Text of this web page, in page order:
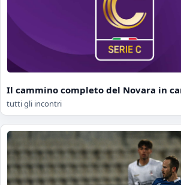
Il cammino completo del Novara in
tutti gli incontri